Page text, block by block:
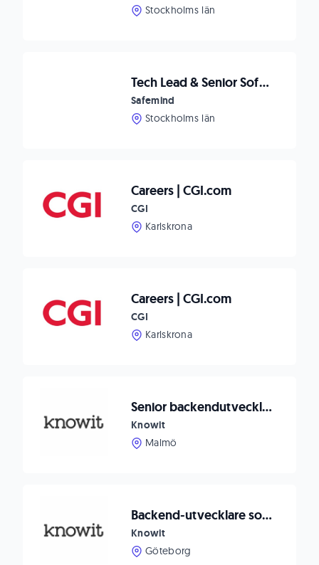
Stockholms län
Tech Lead & Senior Software Engineer - Energiteknik
Safemind
Stockholms län
Careers | CGI.com
CGI
Karlskrona
Careers | CGI.com
CGI
Karlskrona
Senior backendutvecklare
Knowit
Malmö
Backend-utvecklare som går igång på Infrastructure as Code
Knowit
Göteborg